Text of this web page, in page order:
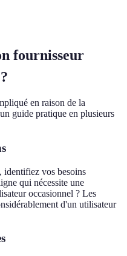
fournisseur
en raison de la
guide pratique en plusieurs
identifiez vos besoins
qui nécessite une
occasionnel ? Les
d'un utilisateur